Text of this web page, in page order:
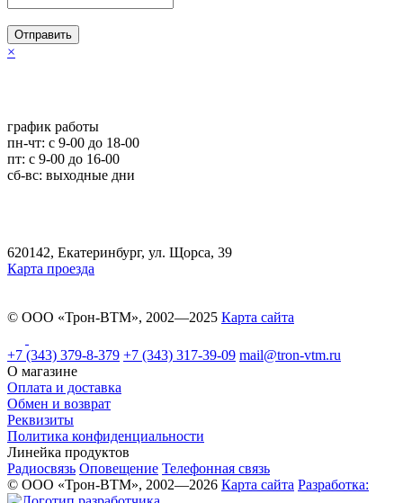
Отправить
×
график работы
пн-чт: c 9-00 до 18-00
пт: с 9-00 до 16-00
сб-вс: выходные дни
620142, Екатеринбург, ул. Щорса, 39
Карта проезда
© ООО «Трон-ВТМ», 2002—2025 Карта сайта
+7 (343) 379-8-379 +7 (343) 317-39-09 mail@tron-vtm.ru
О магазине
Оплата и доставка
Обмен и возврат
Реквизиты
Политика конфиденциальности
Линейка продуктов
Радиосвязь Оповещение Телефонная связь
© ООО «Трон-ВТМ», 2002—2026 Карта сайта Разработка: